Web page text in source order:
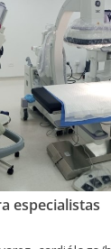
especialistas